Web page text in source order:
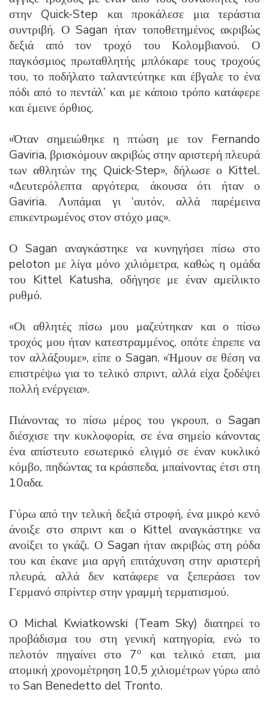
στην Quick-Step και προκάλεσε μια τεράστια
συντριβή. Ο Sagan ήταν τοποθετημένος ακριβώς
δεξιά από τον τροχό του Κολομβιανού. Ο
παγκόσμιος πρωταθλητής μπλόκαρε τους τροχούς
του, το ποδήλατο ταλαντεύτηκε και έβγαλε το ένα
πόδι από το πεντάλ’ και με κάποιο τρόπο κατάφερε
και έμεινε όρθιος.
«Όταν σημειώθηκε η πτώση με τον Fernando
Gaviria, βρισκόμουν ακριβώς στην αριστερή πλευρά
των αθλητών της Quick-Step», δήλωσε ο Kittel.
«Δευτερόλεπτα αργότερα, άκουσα ότι ήταν ο
Gaviria. Λυπάμαι γι ‘αυτόν, αλλά παρέμεινα
επικεντρωμένος στον στόχο μας».
Ο Sagan αναγκάστηκε να κυνηγήσει πίσω στο
peloton με λίγα μόνο χιλιόμετρα, καθώς η ομάδα
του Kittel Katusha, οδήγησε με έναν αμείλικτο
ρυθμό.
«Οι αθλητές πίσω μου μαζεύτηκαν και ο πίσω
τροχός μου ήταν κατεστραμμένος, οπότε έπρεπε να
τον αλλάξουμε», είπε ο Sagan. «Ήμουν σε θέση να
επιστρέψω για το τελικό σπριντ, αλλά είχα ξοδέψει
πολλή ενέργεια».
Πιάνοντας το πίσω μέρος του γκρουπ, ο Sagan
διέσχισε την κυκλοφορία, σε ένα σημείο κάνοντας
ένα απίστευτο εσωτερικό ελιγμό σε έναν κυκλικό
κόμβο, πηδώντας τα κράσπεδα, μπαίνοντας έτσι στη
10αδα.
Γύρω από την τελική δεξιά στροφή, ένα μικρό κενό
άνοιξε στο σπριντ και ο Kittel αναγκάστηκε να
ανοίξει το γκάζι. Ο Sagan ήταν ακριβώς στη ρόδα
του και έκανε μια αργή επιτάχυνση στην αριστερή
πλευρά, αλλά δεν κατάφερε να ξεπεράσει τον
Γερμανό σπρίντερ στην γραμμή τερματισμού.
Ο Michal Kwiatkowski (Team Sky) διατηρεί το
προβάδισμα του στη γενική κατηγορία, ενώ το
πελοτόν πηγαίνει στο 7ο
και τελικό εταπ, μια
ατομική χρονομέτρηση 10,5 χιλιομέτρων γύρω από
το San Benedetto del Tronto.